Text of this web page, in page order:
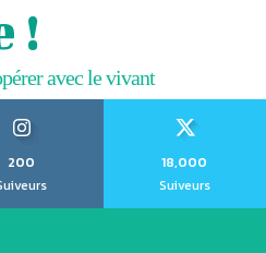
!
avec le vivant
200
18,000
Suiveurs